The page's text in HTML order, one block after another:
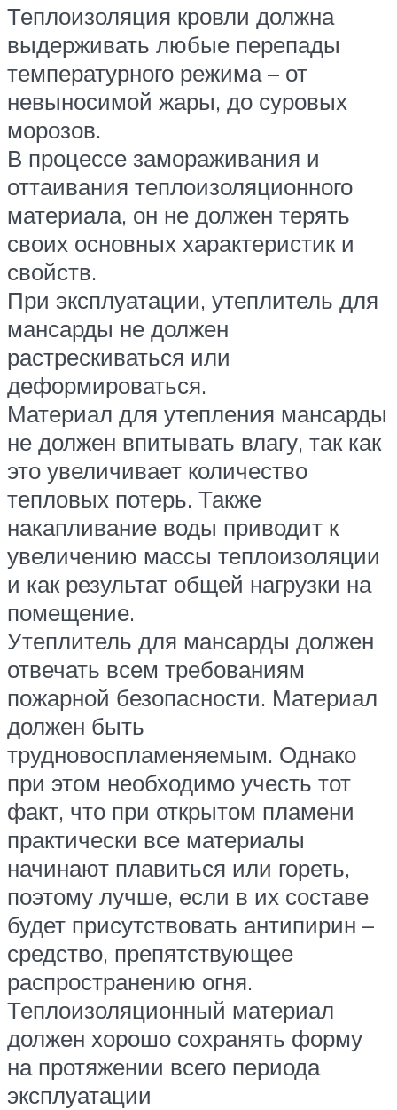
Теплоизоляция кровли должна
выдерживать любые перепады
температурного режима – от
невыносимой жары, до суровых
морозов.
В процессе замораживания и
оттаивания теплоизоляционного
материала, он не должен терять
своих основных характеристик и
свойств.
При эксплуатации, утеплитель для
мансарды не должен
растрескиваться или
деформироваться.
Материал для утепления мансарды
не должен впитывать влагу, так как
это увеличивает количество
тепловых потерь. Также
накапливание воды приводит к
увеличению массы теплоизоляции
и как результат общей нагрузки на
помещение.
Утеплитель для мансарды должен
отвечать всем требованиям
пожарной безопасности. Материал
должен быть
трудновоспламеняемым. Однако
при этом необходимо учесть тот
факт, что при открытом пламени
практически все материалы
начинают плавиться или гореть,
поэтому лучше, если в их составе
будет присутствовать антипирин –
средство, препятствующее
распространению огня.
Теплоизоляционный материал
должен хорошо сохранять форму
на протяжении всего периода
эксплуатации